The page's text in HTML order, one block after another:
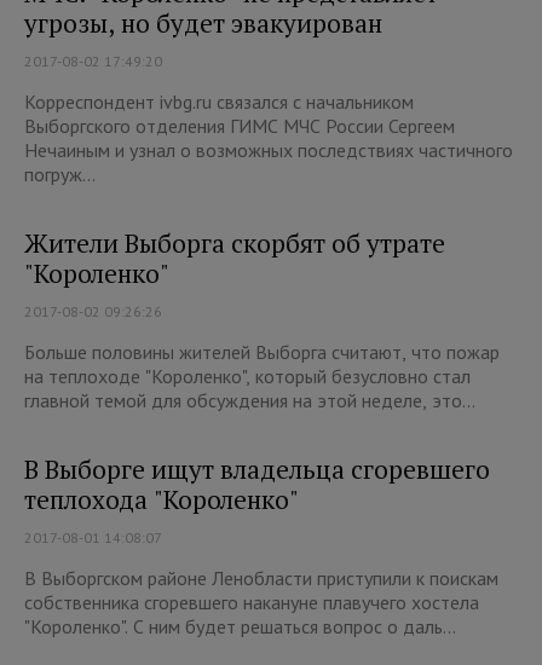
угрозы, но будет эвакуирован
2017-08-02 17:49:20
Корреспондент ivbg.ru связался с начальником
Выборгского отделения ГИМС МЧС России Сергеем
Нечаиным и узнал о возможных последствиях частичного
погруж...
Жители Выборга скорбят об утрате
"Короленко"
2017-08-02 09:26:26
Больше половины жителей Выборга считают, что пожар
на теплоходе "Короленко", который безусловно стал
главной темой для обсуждения на этой неделе, это...
В Выборге ищут владельца сгоревшего
теплохода "Короленко"
2017-08-01 14:08:07
В Выборгском районе Ленобласти приступили к поискам
собственника сгоревшего накануне плавучего хостела
"Короленко". С ним будет решаться вопрос о даль...